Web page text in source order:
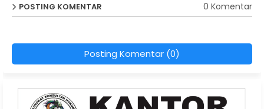
POSTING KOMENTAR 0 Komentar
Posting Komentar (0)